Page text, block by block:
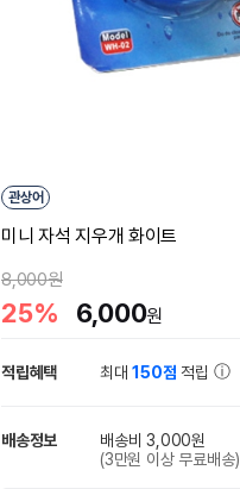
관상어
미니 자석 지우개 화이트
8,000원
25% 6,000원
적립혜택 최대150점 적립
배송정보
배송비 3,000원
(3만원 이상 무료배송)